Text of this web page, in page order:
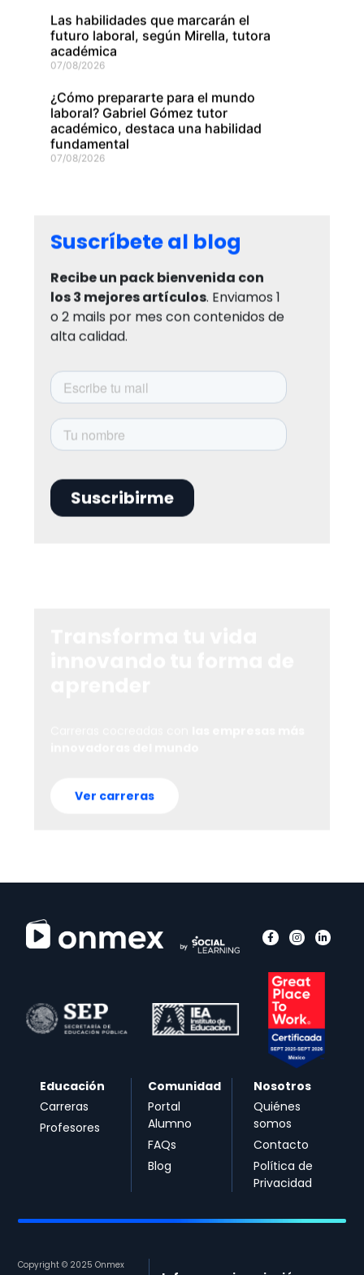
Las habilidades que marcarán el
futuro laboral, según Mirella, tutora
académica
07/08/2026
¿Cómo prepararte para el mundo
laboral? Gabriel Gómez tutor
académico, destaca una habilidad
fundamental
07/08/2026
Suscríbete al blog
Recibe un pack bienvenida con
los 3 mejores artículos. Enviamos 1
o 2 mails por mes con contenidos de
alta calidad.
Ver carreras
Educación
Carreras
Profesores
Comunidad
Portal
Alumno
FAQs
Blog
Nosotros
Quiénes
somos
Contacto
Política de
Privacidad
Copyright © 2025 Onmex